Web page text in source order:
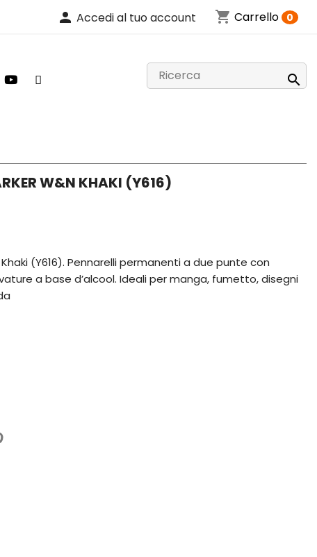
person Accedi al tuo account shopping_cart Carrello 0

W&N KHAKI (Y616)
(Y616). Pennarelli permanenti a due punte con
a base d’alcool. Ideali per manga, fumetto, disegni